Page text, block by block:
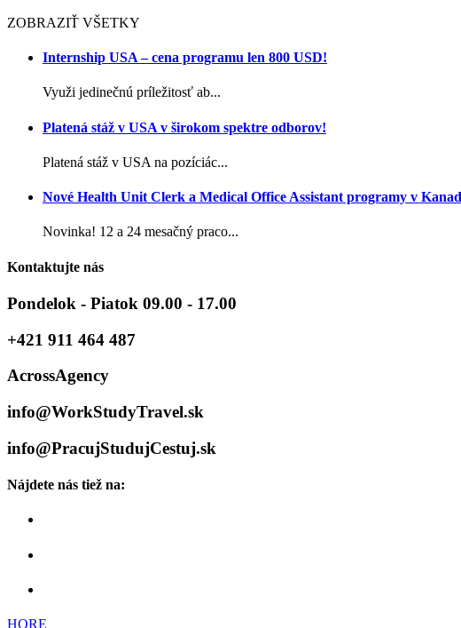
ZOBRAZIŤ VŠETKY
Internship USA – cena programu len 800 USD!
Využi jedinečnú príležitosť ab...
Platená stáž v USA v širokom spektre odborov!
Platená stáž v USA na pozíciác...
Nové Health Unit Clerk a Medical Office Assistant programy v
Novinka! 12 a 24 mesačný praco...
Kontaktujte nás
Pondelok - Piatok 09.00 - 17.00
+421 911 464 487
AcrossAgency
info@WorkStudyTravel.sk
info@PracujStudujCestuj.sk
Nájdete nás tiež na:
HORE